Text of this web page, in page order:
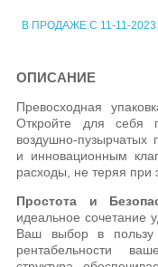
В ПРОДАЖЕ С 11-11-2023
ОПИСАНИЕ
Превосходная
Откройте для себя
воздушно-пузырчатых
и инновационным
расходы, не теряя при
Простота и
идеальное сочетание
Ваш выбор в
рентабельности